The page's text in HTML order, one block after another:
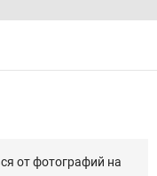
от фотографий на